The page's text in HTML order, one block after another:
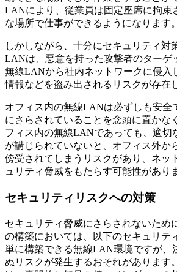
LANにより、従業員は固定座席に拘束
な場所で仕事ができるようになります。
しかしながら、十分にセキュリティ対
LANは、悪意を持った攻撃者のターゲ
無線LANから社内ネットワークに侵入
情報などを盗み出されるリスクが存在
オフィス内の無線LANは必ずしも安全
にさらされていることを念頭に置かな
フィス内の無線LANであっても、適切
が講じられていないと、オフィス外か
傍受されてしまうリスクがあり、ネッ
ュリティ脅威をもたらす可能性があり
セキュリティリスクへの対策
セキュリティ脅威にさらされないため
の構築においては、以下のセキュリテ
単に構築できる無線LAN環境ですが、
ぬリスクが発生するおそれがあります